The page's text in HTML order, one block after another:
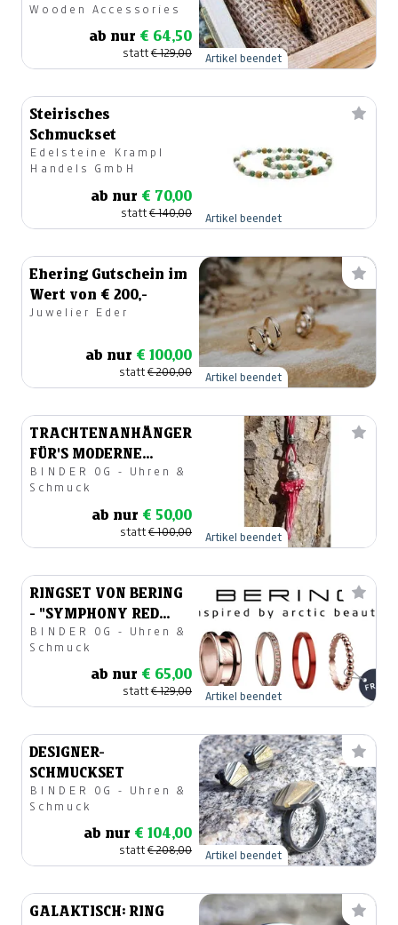
Wooden Accessories
ab nur € 64,50
statt€ 129,00 Artikel beendet
Steirisches
Schmuckset
Edelsteine Krampl
Handels GmbH
ab nur € 70,00
statt€ 140,00 Artikel beendet
Ehering Gutschein im
Wert von € 200,-
Juwelier Eder
ab nur € 100,00
statt€ 200,00 Artikel beendet
TRACHTENANHÄNGER
FÜR'S MODERNE
DIRNDL
BINDER OG - Uhren &
Schmuck
ab nur € 50,00
statt€ 100,00 Artikel beendet
RINGSET VON BERING
- "SYMPHONY RED
SAILING"
BINDER OG - Uhren &
Schmuck
ab nur € 65,00
statt€ 129,00 Artikel beendet
DESIGNER-
SCHMUCKSET
BINDER OG - Uhren &
Schmuck
ab nur € 104,00
statt€ 208,00 Artikel beendet
GALAKTISCH: RING